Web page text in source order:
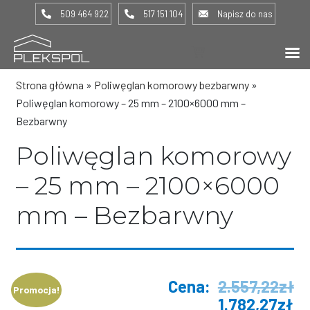
509 464 922 517 151 104 Napisz do nas
Strona główna » Poliwęglan komorowy bezbarwny »
Poliwęglan komorowy – 25 mm – 2100×6000 mm –
Bezbarwny
Poliwęglan komorowy
– 25 mm – 2100×6000
mm – Bezbarwny
Promocja! 2.557,22zł
1.782,27zł